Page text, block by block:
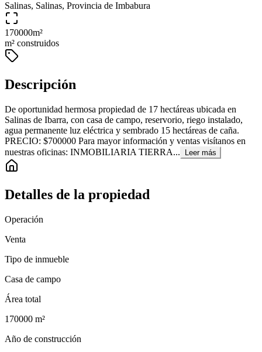
Salinas, Salinas, Provincia de Imbabura
170000m²
m² construidos
Descripción
De oportunidad hermosa propiedad de 17 hectáreas ubicada en
Salinas de Ibarra, con casa de campo, reservorio, riego instalado,
agua permanente luz eléctrica y sembrado 15 hectáreas de caña.
PRECIO: $700000 Para mayor información y ventas visítanos en
nuestras oficinas: INMOBILIARIA TIERRA...
Leer más
Detalles de la propiedad
Operación
Venta
Tipo de inmueble
Casa de campo
Área total
170000 m²
Año de construcción